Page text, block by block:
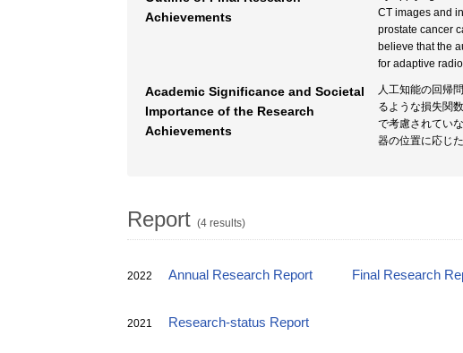
Achievements
CT images and
prostate cancer
believe that the
for adaptive
Academic Significance and Societal
Importance of the Research
Achievements
人工知能の回帰
るような損失関
で考慮されてい
器の位置に応じ
Report (4 results)
2022 Annual Research Report Final Research
2021 Research-status Report